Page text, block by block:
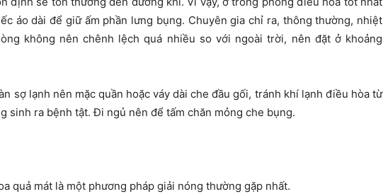
áo dài để giữ ấm phần lưng bụng. Chuyên gia chỉ ra, thông thường, nhiệt
không nên chênh lệch quá nhiều so với ngoài trời, nên đặt ở khoảng
sợ lạnh nên mặc quần hoặc váy dài che đầu gối, tránh khí lạnh điều hòa từ
sinh ra bệnh tật. Đi ngủ nên để tấm chăn mỏng che bụng.
quả mát là một phương pháp giải nóng thường gặp nhất.